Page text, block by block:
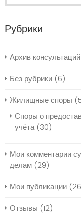
Рубрики
Архив консультаций
Без рубрики (6)
Жилищные споры
Споры о
учёта(30)
Мои комментарии
делам (29)
Мои публикации
Отзывы (12)